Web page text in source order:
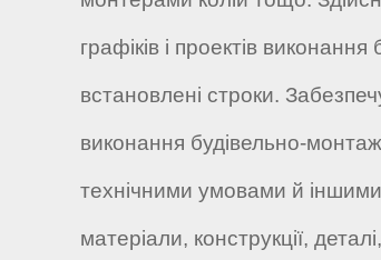
графіків і проектів
встановлені строки.
виконання будівельно-
технічними умовами й
матеріали, конструкції,